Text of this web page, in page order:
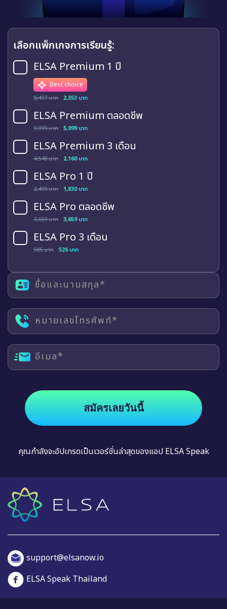
เลือกแพ็กเกจการเรียนรู้:
ELSA Premium 1 ปี
Best choice
8,497 บาท 2,353 บาท
ELSA Premium ตลอดชีพ
9,999 บาท 5,099 บาท
ELSA Premium 3 เดือน
4,548 บาท 2,160 บาท
ELSA Pro 1 ปี
2,499 บาท 1,830 บาท
ELSA Pro ตลอดชีพ
3,659 บาท 3,659 บาท
ELSA Pro 3 เดือน
585 บาท 526 บาท
ชื่อและนามสกุล*
หมายเลขโทรศัพท์*
อีเมล*
สมัครเลยวันนี้
คุณกำลังจะอัปเกรดเป็นเวอร์ชั่นล่าสุดของแอป ELSA Speak
support@elsanow.io
ELSA Speak Thailand